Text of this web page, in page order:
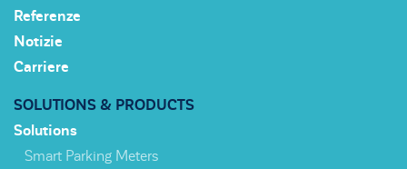
Referenze
Notizie
Carriere
SOLUTIONS & PRODUCTS
Solutions
Smart Parking Meters